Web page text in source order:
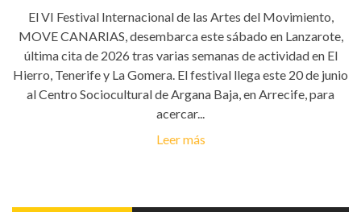
El VI Festival Internacional de las Artes del Movimiento,
MOVE CANARIAS, desembarca este sábado en Lanzarote,
última cita de 2026 tras varias semanas de actividad en El
Hierro, Tenerife y La Gomera. El festival llega este 20 de junio
al Centro Sociocultural de Argana Baja, en Arrecife, para
acercar...
Leer más